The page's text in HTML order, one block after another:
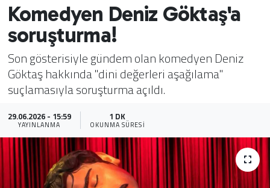
Komedyen Deniz Göktaş'a
soruşturma!
Son gösterisiyle gündem olan komedyen Deniz
Göktaş hakkında "dini değerleri aşağılama"
suçlamasıyla soruşturma açıldı.
29.06.2026 - 15:59
YAYINLANMA
1 DK
OKUNMA SÜRESI
Ekonomi
Dünya
Spor
Teknoloji
Yaşam
Puan Durumu ve Fikstür
Tüm Manşetler
Son Dakika Haberleri